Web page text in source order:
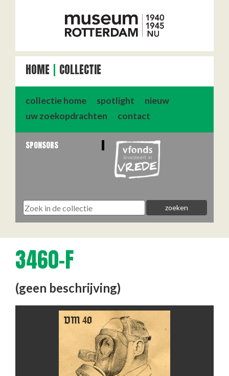
HOME COLLECTIE
collectie home spotlight
nieuw
uw zoekopdrachten
contact
SPONSORS
3460-F
(geen beschrijving)